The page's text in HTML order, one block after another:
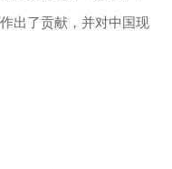
出了贡献，并对中国现